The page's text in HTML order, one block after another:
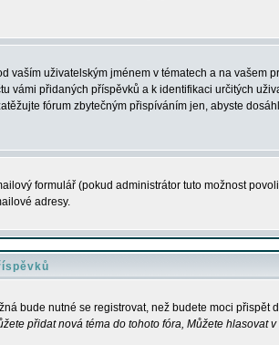
vaším uživatelským jménem v tématech a na vašem
vámi přidaných příspěvků a k identifikaci určitých
fórum zbytečným přispíváním jen, abyste
formulář (pokud administrátor tuto možnost
adresy.
bude nutné se registrovat, než budete moci přispět
přidat nová téma do tohoto fóra, Můžete hlasovat v